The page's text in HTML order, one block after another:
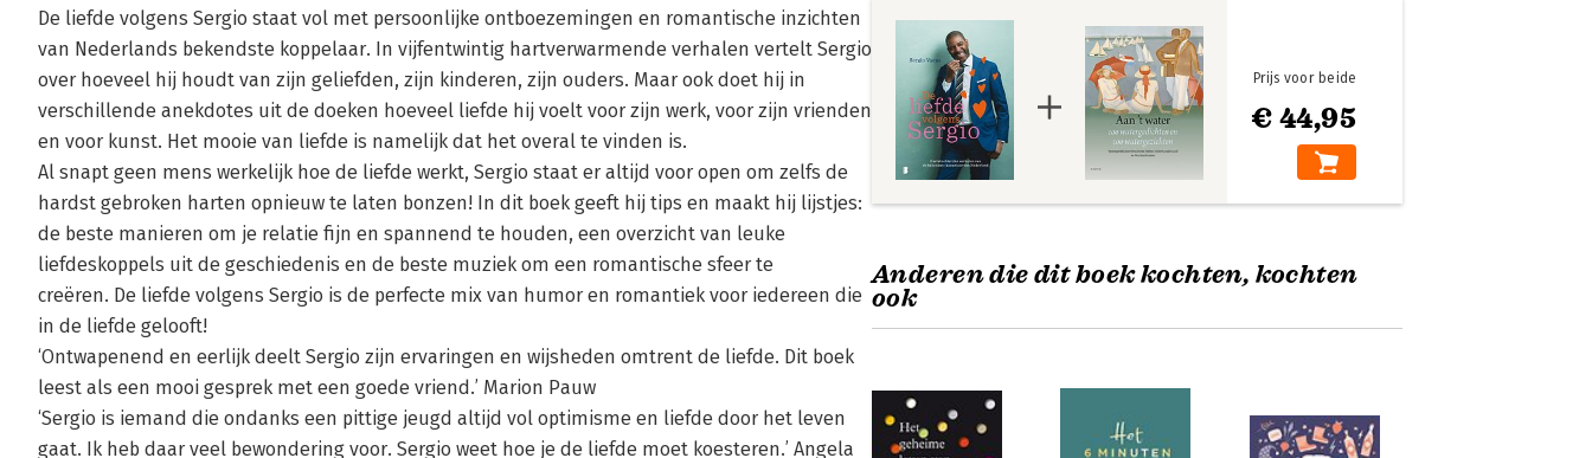
De liefde volgens Sergio staat vol met persoonlijke ontboezemingen en romantische inzichten
van Nederlands bekendste koppelaar. In vijfentwintig hartverwarmende verhalen vertelt Sergio
over hoeveel hij houdt van zijn geliefden, zijn kinderen, zijn ouders. Maar ook doet hij in
verschillende anekdotes uit de doeken hoeveel liefde hij voelt voor zijn werk, voor zijn vrienden
en voor kunst. Het mooie van liefde is namelijk dat het overal te vinden is.
Al snapt geen mens werkelijk hoe de liefde werkt, Sergio staat er altijd voor open om zelfs de
hardst gebroken harten opnieuw te laten bonzen! In dit boek geeft hij tips en maakt hij lijstjes:
de beste manieren om je relatie fijn en spannend te houden, een overzicht van leuke
liefdeskoppels uit de geschiedenis en de beste muziek om een romantische sfeer te
creëren. De liefde volgens Sergio is de perfecte mix van humor en romantiek voor iedereen die
in de liefde gelooft!
‘Ontwapenend en eerlijk deelt Sergio zijn ervaringen en wijsheden omtrent de liefde. Dit boek
leest als een mooi gesprek met een goede vriend.’ Marion Pauw
‘Sergio is iemand die ondanks een pittige jeugd altijd vol optimisme en liefde door het leven
gaat. Ik heb daar veel bewondering voor. Sergio weet hoe je de liefde moet koesteren.’ Angela
€ 44,95
Prijs voor beide
Anderen die dit boek kochten, kochten
ook